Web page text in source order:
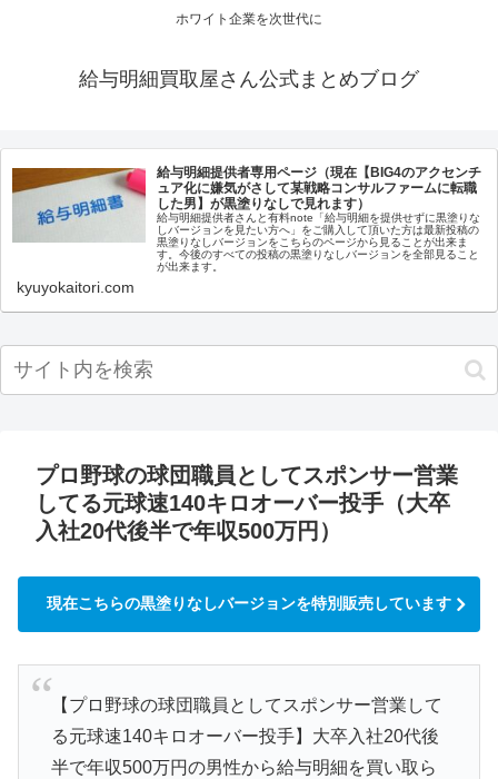
ホワイト企業を次世代に
給与明細買取屋さん公式まとめブログ
給与明細提供者専用ページ（現在【BIG4のアクセンチ
ュア化に嫌気がさして某戦略コンサルファームに転職
した男】が黒塗りなしで見れます）
給与明細提供者さんと有料note「給与明細を提供せずに黒塗りな
しバージョンを見たい方へ」をご購入して頂いた方は最新投稿の
黒塗りなしバージョンをこちらのページから見ることが出来ま
す。今後のすべての投稿の黒塗りなしバージョンを全部見ること
が出来ます。
kyuyokaitori.com
プロ野球の球団職員としてスポンサー営業
してる元球速140キロオーバー投手（大卒
入社20代後半で年収500万円）
現在こちらの黒塗りなしバージョンを特別販売しています
【プロ野球の球団職員としてスポンサー営業して
る元球速140キロオーバー投手】大卒入社20代後
半で年収500万円の男性から給与明細を買い取ら